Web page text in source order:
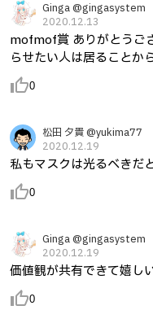
Ginga @gingasystem
2020.12.13
mofmof賞 ありがとうご
らせたい人は居ることか
thumb_up_alt0
松田 夕貴 @yukima77
2020.12.19
私もマスクは光るべきだ
thumb_up_alt0
Ginga @gingasystem
2020.12.19
thumb_up_alt0